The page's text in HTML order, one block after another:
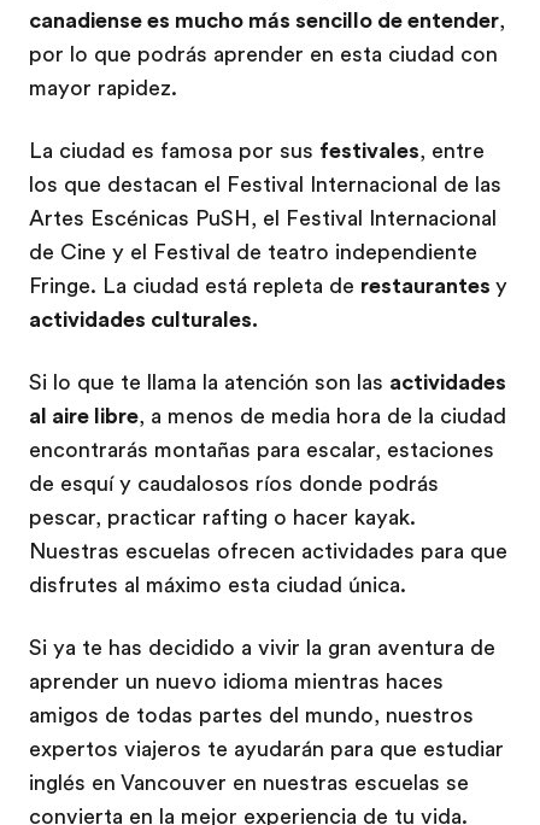
canadiense es mucho más sencillo de entender,
por lo que podrás aprender en esta ciudad con
mayor rapidez.
La ciudad es famosa por sus festivales, entre
los que destacan el Festival Internacional de las
Artes Escénicas PuSH, el Festival Internacional
de Cine y el Festival de teatro independiente
Fringe. La ciudad está repleta de restaurantes y
actividades culturales.
Si lo que te llama la atención son las actividades
al aire libre, a menos de media hora de la ciudad
encontrarás montañas para escalar, estaciones
de esquí y caudalosos ríos donde podrás
pescar, practicar rafting o hacer kayak.
Nuestras escuelas ofrecen actividades para que
disfrutes al máximo esta ciudad única.
Si ya te has decidido a vivir la gran aventura de
aprender un nuevo idioma mientras haces
amigos de todas partes del mundo, nuestros
expertos viajeros te ayudarán para que estudiar
inglés en Vancouver en nuestras escuelas se
convierta en la mejor experiencia de tu vida.